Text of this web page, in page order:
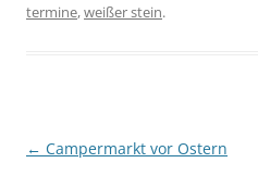
termine,weißer stein.
Beitragsnavigation
← Campermarkt vor Ostern